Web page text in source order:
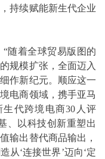
持续赋能新生代企业
随着全球贸易版图的
规模扩张，全面迈入
作新纪元。顺应这一
电商领域，携手亚马
生代跨境电商30人评
、以科技创新重塑出
输出替代商品输出，
从‘连接世界’迈向‘定